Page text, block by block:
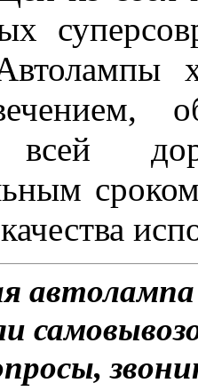
всей